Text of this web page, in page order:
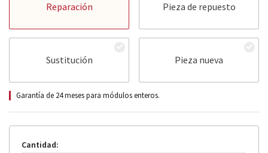
Reparación Pieza de repuesto
Sustitución Pieza nueva
Garantía de 24 meses para módulos enteros.
Cantidad: